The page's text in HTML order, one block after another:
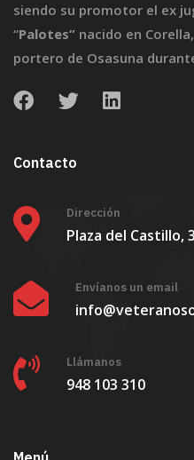
siendo su promotor el ex
“Palotes” nacido en
portero de Osasuna
Contacto
Dirección
Plaza del Castillo,
Envíanos un email
Llámanos
948 103 310